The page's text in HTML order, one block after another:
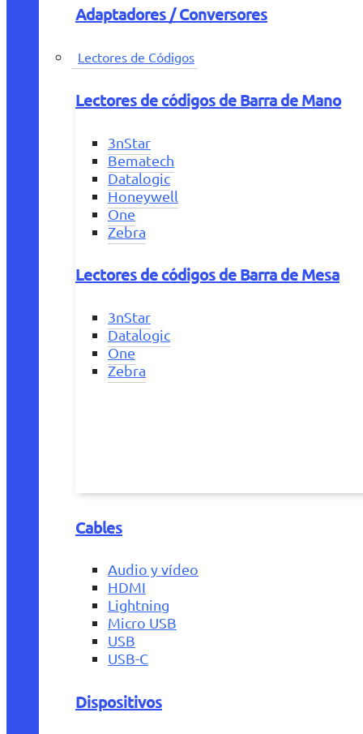
Adaptadores / Conversores
Lectores de Códigos
Lectores de códigos de Barra de Mano
3nStar
Bematech
Datalogic
Honeywell
One
Zebra
Lectores de códigos de Barra de Mesa
3nStar
Datalogic
One
Zebra
Cables
Audio y vídeo
HDMI
Lightning
Micro USB
USB
USB-C
Dispositivos